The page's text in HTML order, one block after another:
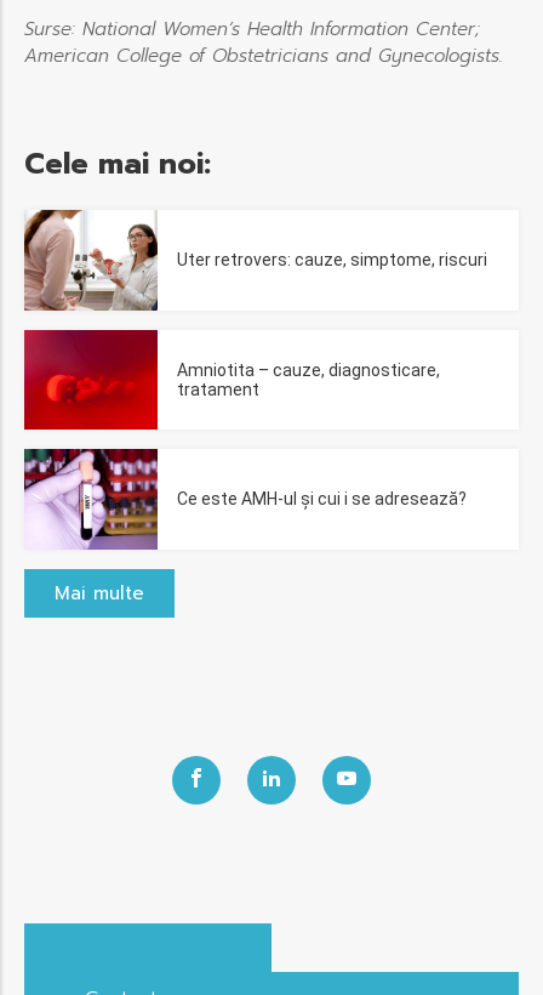
Surse: National Women’s Health Information Center;
American College of Obstetricians and Gynecologists.
Cele mai noi:
Uter retrovers: cauze, simptome, riscuri
Amniotita – cauze, diagnosticare,
tratament
Ce este AMH-ul și cui i se adresează?
Mai multe